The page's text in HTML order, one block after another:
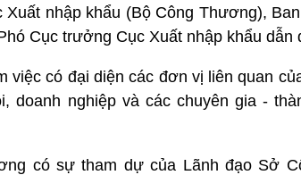
Xuất nhập khẩu (Bộ Công Thương),
Cục trưởng Cục Xuất nhập khẩu dẫn
việc có đại diện các đơn vị liên quan
doanh nghiệp và các chuyên gia -
có sự tham dự của Lãnh đạo Sở